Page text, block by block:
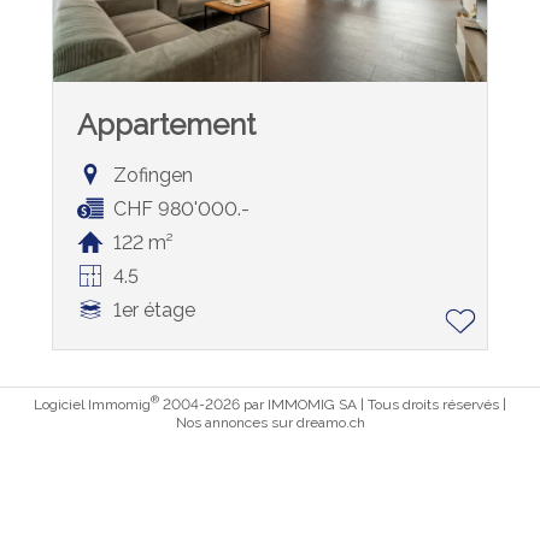
Appartement
Zofingen
CHF 980'000.-
122 m²
4.5
1er étage
Logiciel Immomig® 2004-2026 par IMMOMIG SA | Tous droits réservés |
Nos annonces surdreamo.ch